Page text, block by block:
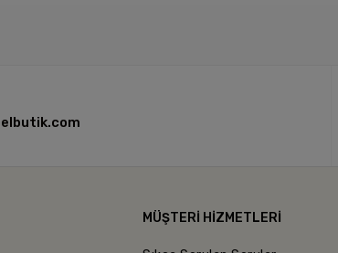
MÜŞTERİ HİZMETLERİ